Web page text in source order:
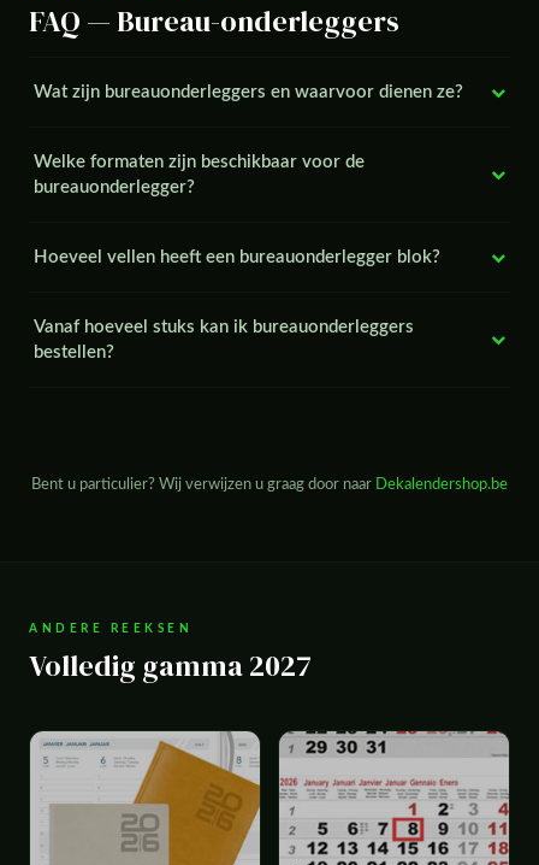
FAQ — Bureau-onderleggers
Wat zijn bureauonderleggers en waarvoor dienen ze?
Welke formaten zijn beschikbaar voor de
bureauonderlegger?
Hoeveel vellen heeft een bureauonderlegger blok?
Vanaf hoeveel stuks kan ik bureauonderleggers
bestellen?
Bent u particulier? Wij verwijzen u graag door naar Dekalendershop.be
ANDERE REEKSEN
Volledig gamma 2027